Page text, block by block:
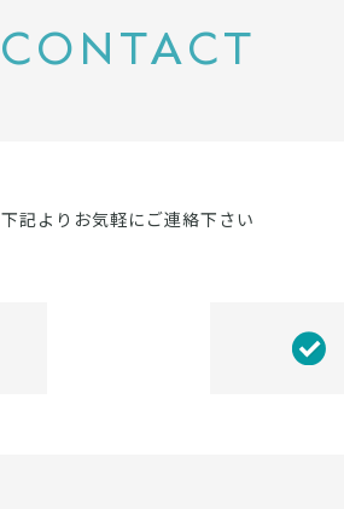
CONTACT
下記よりお気軽にご連絡下さい